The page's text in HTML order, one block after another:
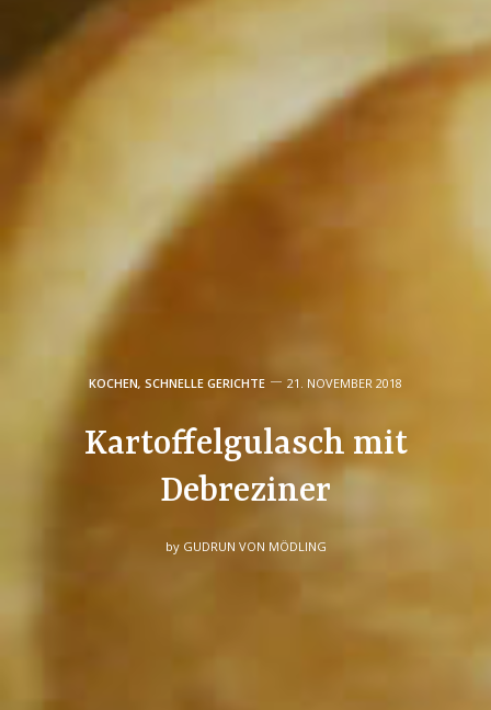
KOCHEN, SCHNELLE GERICHTE 21. NOVEMBER 2018
Kartoffelgulasch mit
Debreziner
by GUDRUN VON MÖDLING